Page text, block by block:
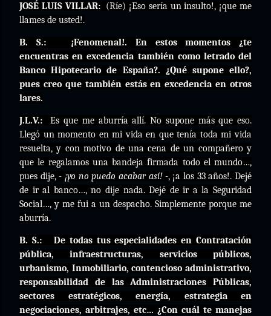
JOSÉ LUIS VILLAR: (Ríe) ¡Eso sería un insulto!, ¡que me
llames de usted!.
B. S.:
¡Fenomenal!. En estos momentos ¿te
encuentras en excedencia también como letrado del
Banco Hipotecario de España?. ¿Qué supone ello?,
pues creo que también estás en excedencia en otros
lares.
J.L.V.:
Es que me aburría allí. No supone más que eso.
Llegó un momento en mi vida en que tenía toda mi vida
resuelta, y con motivo de una cena de un compañero y
que le regalamos una bandeja firmada todo el mundo…,
pues dije,- ¡yo no puedo acabar así! -, ¡a los 33 años!. Dejé
de ir al banco…, no dije nada. Dejé de ir a la Seguridad
Social…, y me fui a un despacho. Simplemente porque me
aburría.
B. S.: De todas tus especialidades enContratación
pública, infraestructuras, servicios públicos,
urbanismo, Inmobiliario, contencioso administrativo,
responsabilidad de las Administraciones Públicas,
sectores estratégicos, energía, estrategia en
negociaciones, arbitrajes, etc… ¿Con cuál te manejas